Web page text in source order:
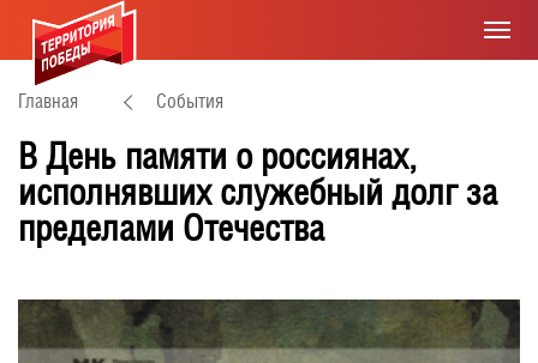
Главная События
В День памяти о россиянах,
исполнявших служебный долг за
пределами Отечества